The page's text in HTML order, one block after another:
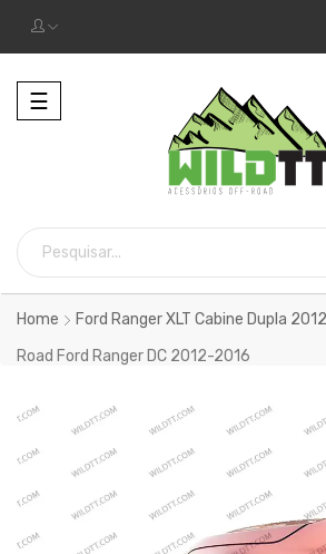
Alternar
a
☰
Home Ford Ranger XLT Cabine Dupla
Road Ford Ranger DC 2012-2016